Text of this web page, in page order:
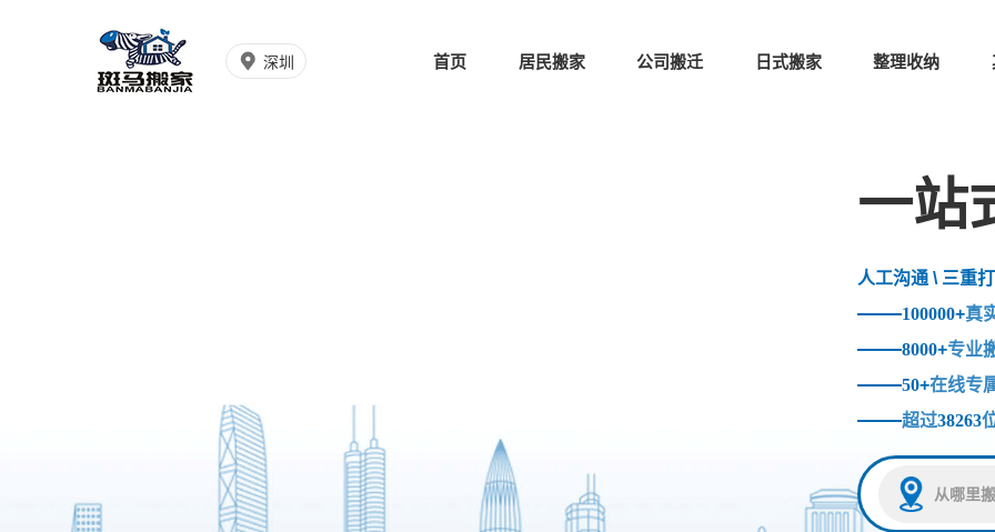
深圳 首页 居民搬家 公司搬迁 日式搬家 整理收纳
一站
人工沟通 \ 三重
100000+真
8000+专业
50+在线专
超过38263